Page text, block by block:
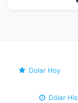
Dolar Hoy
Dólar